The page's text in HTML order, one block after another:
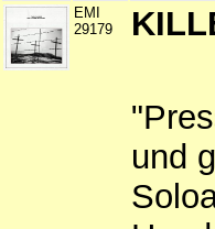
EMI
29179
und